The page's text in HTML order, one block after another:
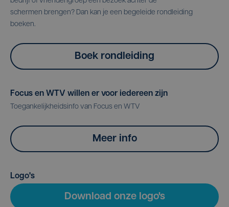
schermen brengen? Dan kan je een begeleide rondleiding
boeken.
Boek rondleiding
Focus en WTV willen er voor iedereen zijn
Toegankelijkheidsinfo van Focus en WTV
Meer info
Logo's
Download onze logo's